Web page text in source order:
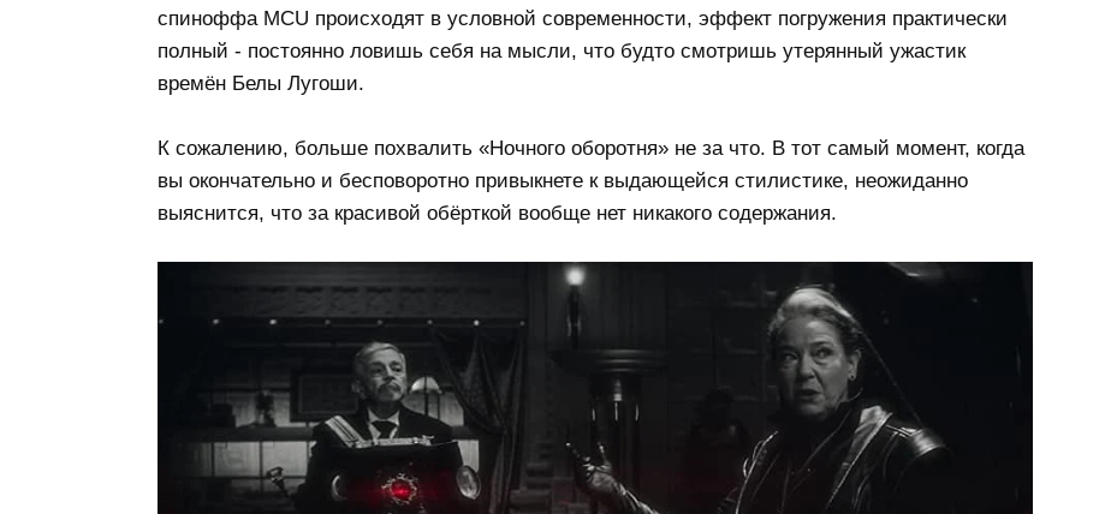
спиноффа MCU происходят в условной современности, эффект погружения практически
полный - постоянно ловишь себя на мысли, что будто смотришь утерянный ужастик
времён Белы Лугоши.
К сожалению, больше похвалить «Ночного оборотня» не за что. В тот самый момент, когда
вы окончательно и бесповоротно привыкнете к выдающейся стилистике, неожиданно
выяснится, что за красивой обёрткой вообще нет никакого содержания.